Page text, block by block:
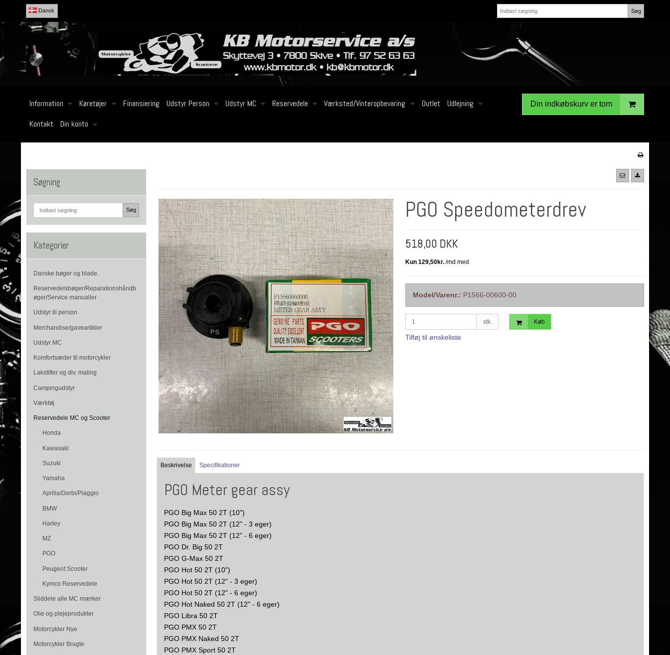
Dansk Søg
Information Køretøjer Finansiering Udstyr Person Udstyr MC Reservedele Værksted/Vinteropbevaring Outlet
Udlejning
Kontakt
Din konto
Din indkøbskurv er tom
Søgning
Søg
Kategorier
Danske bøger og blade.
Reservedelsbøger/Reparationshåndb
øger/Service manualler
Udstyr til person
Merchandise/gaveartikler
Udstyr MC
Komfortsæder til motorcykler
Lakstifter og div. maling
Campingudstyr
Værktøj
Reservedele MC og Scooter
Honda
Kawasaki
Suzuki
Yamaha
Aprilia/Derbi/Piaggio
BMW
Harley
MZ
PGO
Peugeot Scooter
Kymco Reservedele
Sliddele alle MC mærker
Olie og plejeprodukter
Motorcykler Nye
Motorcykler Brugte
PGO Speedometerdrev
518,00 DKK
Model/Varenr.: P1566-00600-00
stk. Køb
Tilføj til ønskeliste
Beskrivelse Specifikationer
PGO Meter gear assy
PGO Big Max 50 2T (10")
PGO Big Max 50 2T (12" - 3 eger)
PGO Big Max 50 2T (12" - 6 eger)
PGO Dr. Big 50 2T
PGO G-Max 50 2T
PGO Hot 50 2T (10")
PGO Hot 50 2T (12" - 3 eger)
PGO Hot 50 2T (12" - 6 eger)
PGO Hot Naked 50 2T (12" - 6 eger)
PGO Libra 50 2T
PGO PMX 50 2T
PGO PMX Naked 50 2T
PGO PMX Sport 50 2T